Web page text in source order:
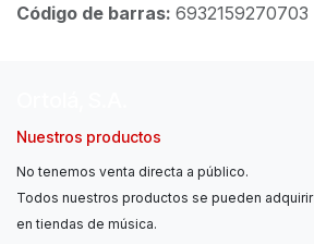
Código de barras: 6932159270703
Nuestros productos
No tenemos venta directa a público.
Todos nuestros productos se pueden adquirir
en tiendas de música.